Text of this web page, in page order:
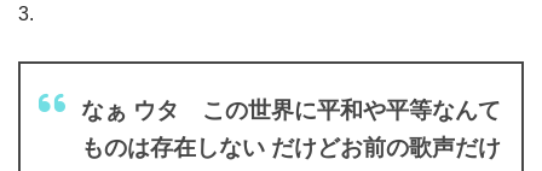
3.
なぁ ウタ この世界に平和や平等なんて
ものは存在しない だけどお前の歌声だけ